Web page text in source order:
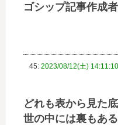
ゴシップ記事作成
45: 2023/08/12(土)
どれも表から見た
世の中には裏もあ